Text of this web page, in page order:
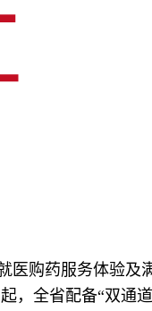
医购药服务体验
，全省配备“双